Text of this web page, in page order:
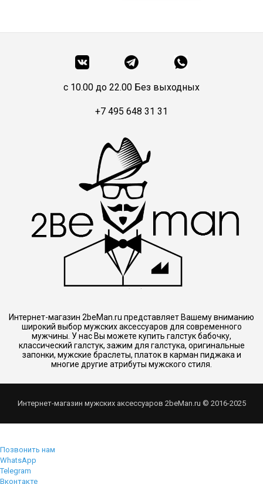
c 10.00 до 22.00 Без выходных
+7 495 648 31 31
Интернет-магазин 2beMan.ru представляет Вашему вниманию
широкий выбор мужских аксессуаров для современного
мужчины. У нас Вы можете купить галстук бабочку,
классический галстук, зажим для галстука, оригинальные
запонки, мужские браслеты, платок в карман пиджака и
многие другие атрибуты мужского стиля.
Интернет-магазин мужских аксессуаров 2beMan.ru © 2016-2025
Позвонить нам
WhatsApp
Telegram
Вконтакте